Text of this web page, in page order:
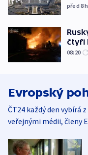
před 8h
čtyři
08:20
Evropský
ČT24 každý den vybírá
veřejnými médii, členy